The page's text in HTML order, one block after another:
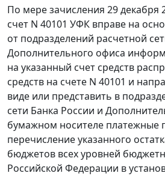
По мере зачисления 29 декабря
счет N 40101 УФК вправе на
от подразделений расчетной
Дополнительного офиса
на указанный счет средств
средств на счете N 40101 и
виде или представить в
сети Банка России и
бумажном носителе платежные
перечисление указанного
бюджетов всех уровней
Российской Федерации в